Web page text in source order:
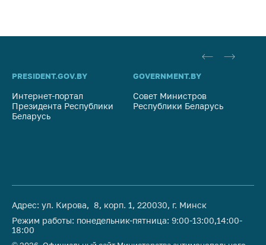
медицинского
назначения и
медицинскую
технику
нарушения
антимонопольного
законодательства
Предостережения и
PRESIDENT.GOV.BY
Интернет-портал
Президента Республики
Беларусь
GOVERNMENT.BY
Совет Министров
Республики Беларусь
Адрес: ул. Кирова, 8, корп. 1, 220030, г. Минск
Режим работы: понедельник-пятница: 9:00-13:00,14:00-
18:00